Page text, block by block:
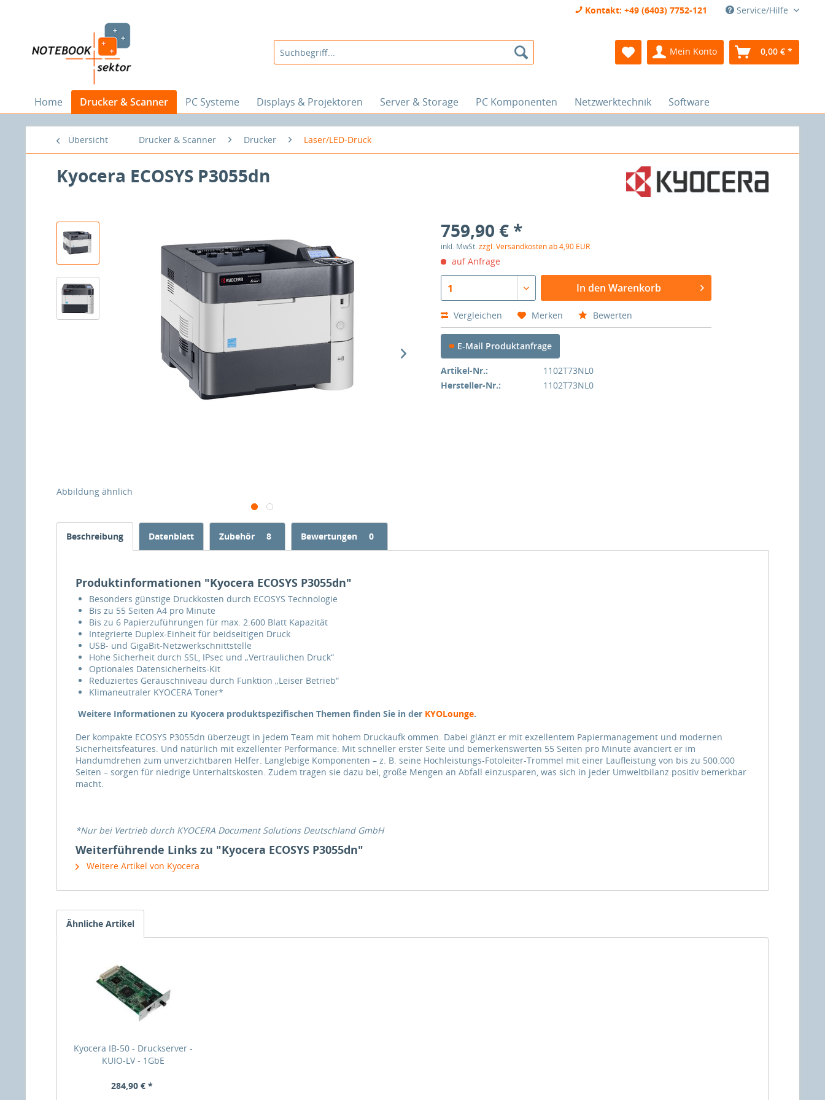
Kontakt: +49 (6403) 7752-121 Service/Hilfe
Mein Konto 0,00 € *
Home Drucker & Scanner PC Systeme Displays & Projektoren Server & Storage PC Komponenten Netzwerktechnik Software
Übersicht Drucker & Scanner Drucker Laser/LED-Druck
Kyocera ECOSYS P3055dn
Abbildung ähnlich
759,90 € *
inkl. MwSt.zzgl. Versandkosten ab 4,90 EUR
auf Anfrage
1 In den Warenkorb
Vergleichen Merken Bewerten
E-Mail Produktanfrage
Artikel-Nr.:
1102T73NL0
Hersteller-Nr.:
1102T73NL0
Beschreibung Datenblatt Zubehör 8 Bewertungen 0
Produktinformationen "Kyocera ECOSYS P3055dn"
Besonders günstige Druckkosten durch ECOSYS Technologie
Bis zu 55 Seiten A4 pro Minute
Bis zu 6 Papierzuführungen für max. 2.600 Blatt Kapazität
Integrierte Duplex-Einheit für beidseitigen Druck
USB- und GigaBit-Netzwerkschnittstelle
Hohe Sicherheit durch SSL, IPsec und „Vertraulichen Druck“
Optionales Datensicherheits-Kit
Reduziertes Geräuschniveau durch Funktion „Leiser Betrieb“
Klimaneutraler KYOCERA Toner*
Weitere Informationen zu Kyocera produktspezifischen Themen finden Sie in der KYOLounge.
Der kompakte ECOSYS P3055dn überzeugt in jedem Team mit hohem Druckaufk ommen. Dabei glänzt er mit exzellentem Papiermanagement und modernen
Sicherheitsfeatures. Und natürlich mit exzellenter Performance: Mit schneller erster Seite und bemerkenswerten 55 Seiten pro Minute avanciert er im
Handumdrehen zum unverzichtbaren Helfer. Langlebige Komponenten – z. B. seine Hochleistungs-Fotoleiter-Trommel mit einer Laufleistung von bis zu 500.000
Seiten – sorgen für niedrige Unterhaltskosten. Zudem tragen sie dazu bei, große Mengen an Abfall einzusparen, was sich in jeder Umweltbilanz positiv bemerkbar
macht.
*Nur bei Vertrieb durch KYOCERA Document Solutions Deutschland GmbH
Weiterführende Links zu "Kyocera ECOSYS P3055dn"
Weitere Artikel von Kyocera
Ähnliche Artikel
Kyocera IB-50 - Druckserver -
KUIO-LV - 1GbE
284,90 € *